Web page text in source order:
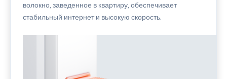
волокно, заведенное в квартиру, обеспечивает
стабильный интернет и высокую скорость.